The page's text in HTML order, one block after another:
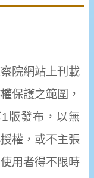
院網站上刊載
保護之範圍，
版發布，以無
權，或不主張
用者得不限時